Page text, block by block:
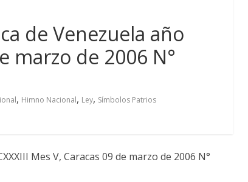
de Venezuela año
marzo de 2006 N°
, Himno Nacional, Ley, Símbolos Patrios
Mes V, Caracas 09 de marzo de 2006 N°